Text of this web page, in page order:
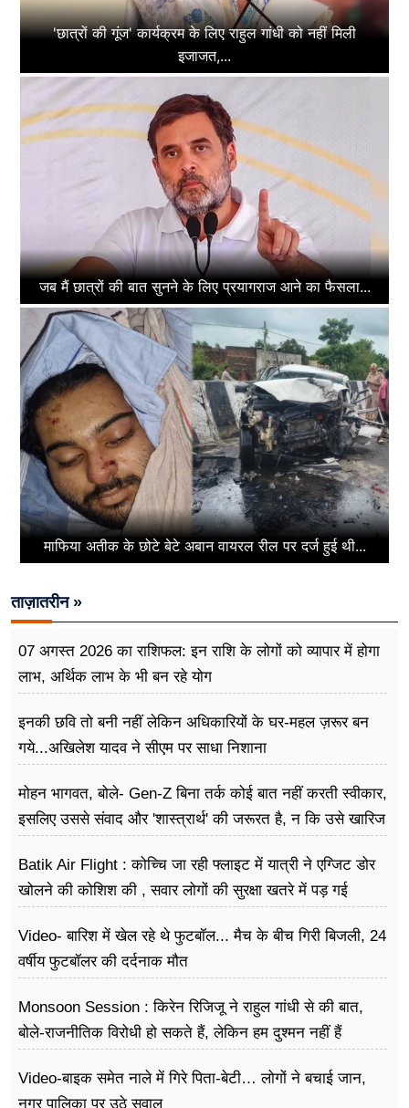
'छात्रों की गूंज' कार्यक्रम के लिए राहुल गांधी को नहीं मिली
इजाजत,...
जब मैं छात्रों की बात सुनने के लिए प्रयागराज आने का फैसला...
माफिया अतीक के छोटे बेटे अबान वायरल रील पर दर्ज हुई थी...
ताज़ातरीन »
07 अगस्त 2026 का राशिफल: इन राशि के लोगों को व्यापार में होगा
लाभ, अर्थिक लाभ के भी बन रहे योग
इनकी छवि तो बनी नहीं लेकिन अधिकारियों के घर-महल ज़रूर बन
गये...अखिलेश यादव ने सीएम पर साधा​ निशाना
मोहन भागवत, बोले- Gen-Z बिना तर्क कोई बात नहीं करती स्वीकार,
इसलिए उससे संवाद और 'शास्त्रार्थ' की जरूरत है, न कि उसे खारिज
Batik Air Flight : कोच्चि जा रही फ्लाइट में यात्री ने एग्जिट डोर
खोलने की कोशिश की , सवार लोगों की सुरक्षा खतरे में पड़ गई
Video- बारिश में खेल रहे थे फुटबॉल... मैच के बीच गिरी बिजली, 24
वर्षीय फुटबॉलर की दर्दनाक मौत
Monsoon Session : किरेन रिजिजू ने राहुल गांधी से की बात,
बोले-राजनीतिक विरोधी हो सकते हैं, लेकिन हम दुश्मन नहीं हैं
Video-बाइक समेत नाले में गिरे पिता-बेटी… लोगों ने बचाई जान,
नगर पालिका पर उठे सवाल